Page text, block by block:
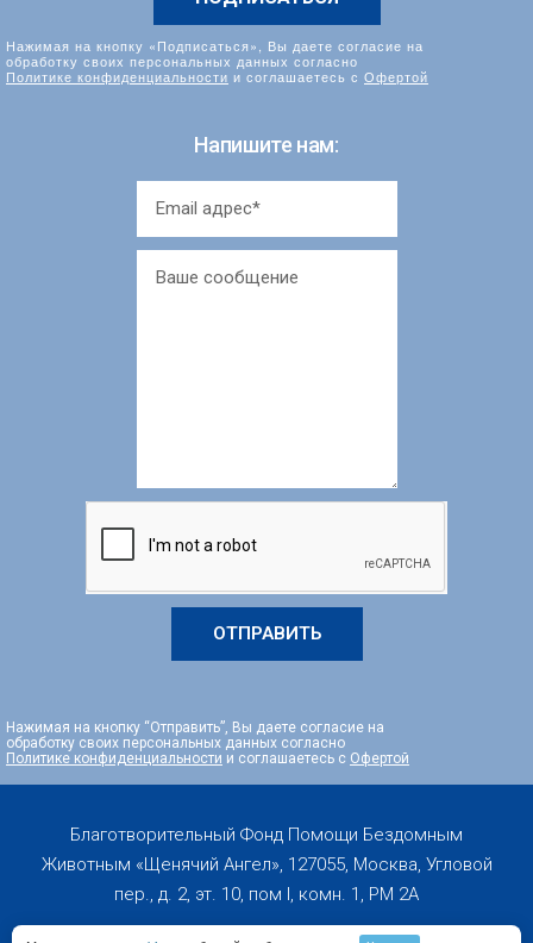
Нажимая на кнопку «Подписаться», Вы даете согласие на
обработку своих персональных данных согласно
Политике конфиденциальности и соглашаетесь с Офертой
Напишите нам:
ОТПРАВИТЬ
Нажимая на кнопку “Отправить”, Вы даете согласие на
обработку своих персональных данных согласно
Политике конфиденциальности и соглашаетесь с Офертой
Благотворительный Фонд Помощи Бездомным
Животным «Щенячий Ангел», 127055, Москва, Угловой
пер., д. 2, эт. 10, пом I, комн. 1, PM 2А